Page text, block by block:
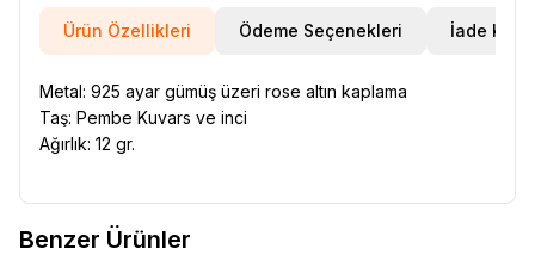
Ürün Özellikleri Ödeme Seçenekleri İade
Metal: 925 ayar gümüş üzeri rose altın kaplama
Taş: Pembe Kuvars ve inci
Ağırlık: 12 gr.
Benzer Ürünler